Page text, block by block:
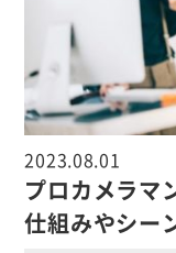
2023.08.01
プロカメラマ
仕組みやシー